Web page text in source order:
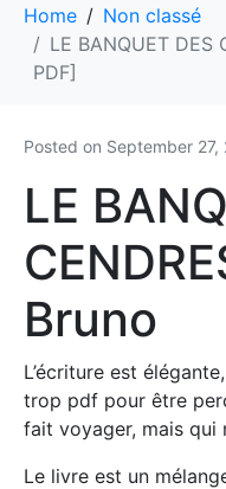
Home
Non classé
LE BANQUET DES
PDF]
Posted on September 27,
LE
Bruno
L’écriture est
trop pdf pour être
fait voyager, mais qui
Le livre est un